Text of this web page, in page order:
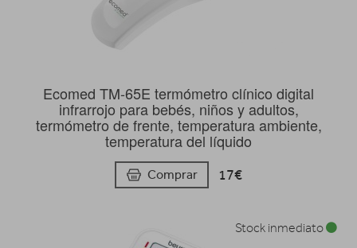
Ecomed TM-65E termómetro clínico digital
infrarrojo para bebés, niños y adultos,
termómetro de frente, temperatura ambiente,
temperatura del líquido
Comprar 17€
Stock inmediato